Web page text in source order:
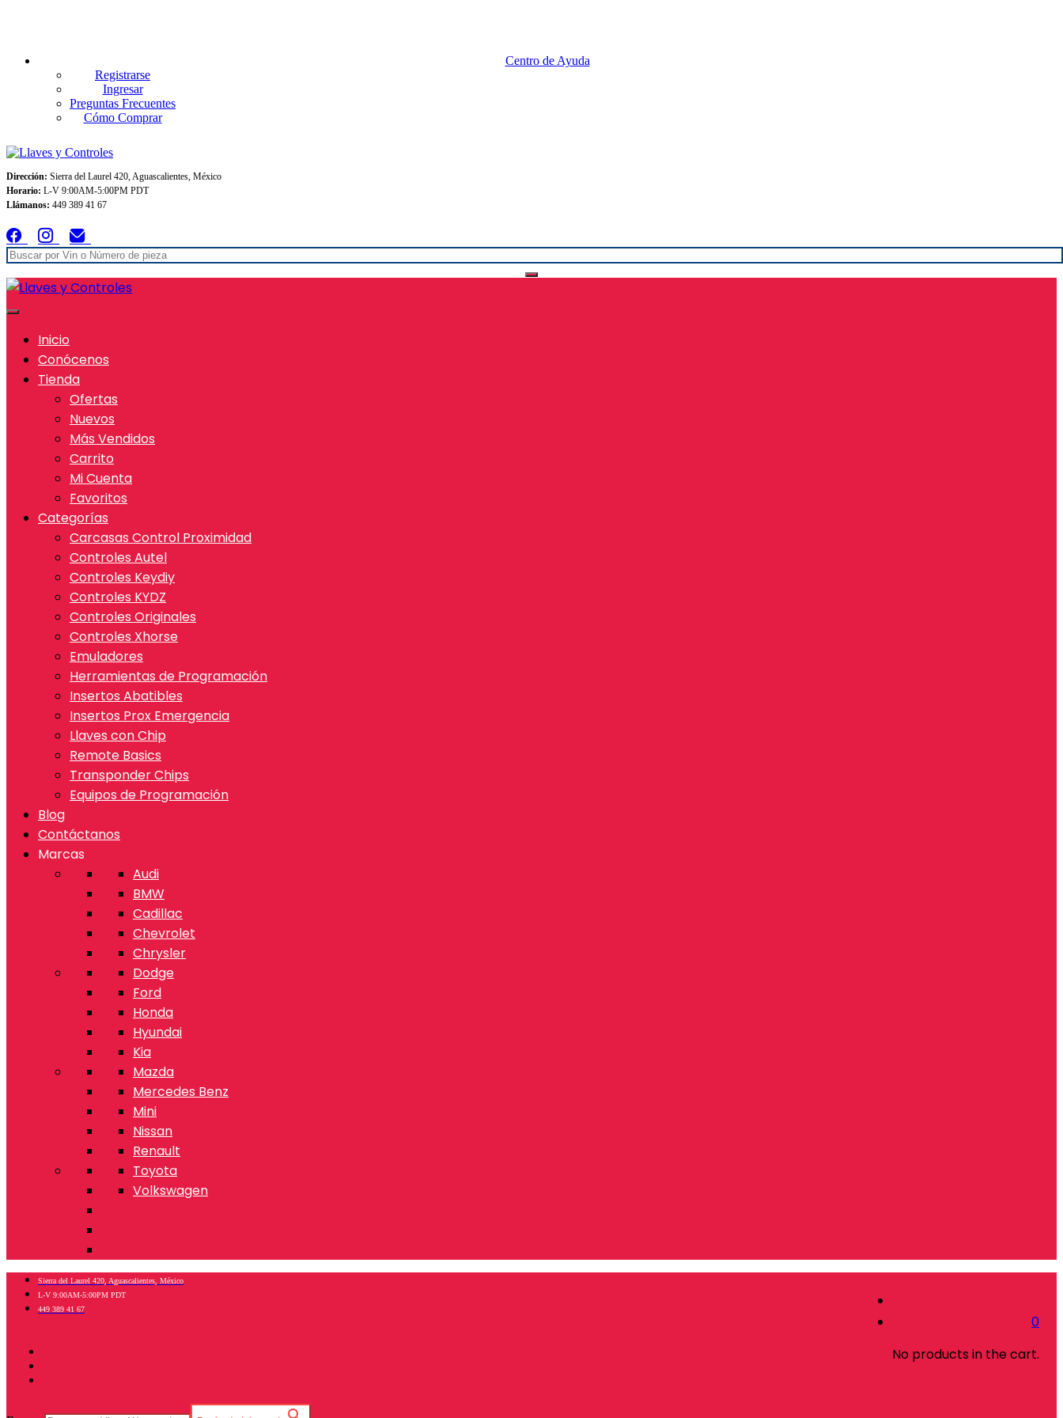
Centro de Ayuda
Registrarse
Ingresar
Preguntas Frecuentes
Cómo Comprar
Dirección: Sierra del Laurel 420, Aguascalientes, México
Horario: L-V 9:00AM-5:00PM PDT
Llámanos: 449 389 41 67
Inicio
Conócenos
Tienda
Ofertas
Nuevos
Más Vendidos
Carrito
Mi Cuenta
Favoritos
Categorías
Carcasas Control Proximidad
Controles Autel
Controles Keydiy
Controles KYDZ
Controles Originales
Controles Xhorse
Emuladores
Herramientas de Programación
Insertos Abatibles
Insertos Prox Emergencia
Llaves con Chip
Remote Basics
Transponder Chips
Equipos de Programación
Blog
Contáctanos
Marcas
Audi
BMW
Cadillac
Chevrolet
Chrysler
Dodge
Ford
Honda
Hyundai
Kia
Mazda
Mercedes Benz
Mini
Nissan
Renault
Toyota
Volkswagen
0
No products in the cart.
Sierra del Laurel 420, Aguascalientes, México
L-V 9:00AM-5:00PM PDT
449 389 41 67